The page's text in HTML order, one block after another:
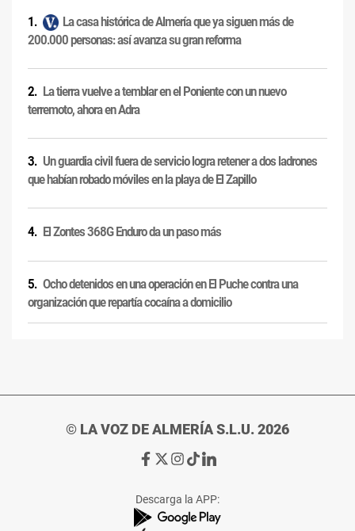
La casa histórica de Almería que ya siguen más de
200.000 personas: así avanza su gran reforma
La tierra vuelve a temblar en el Poniente con un nuevo
terremoto, ahora en Adra
Un guardia civil fuera de servicio logra retener a dos ladrones
que habían robado móviles en la playa de El Zapillo
El Zontes 368G Enduro da un paso más
Ocho detenidos en una operación en El Puche contra una
organización que repartía cocaína a domicilio
© LA VOZ DE ALMERÍA S.L.U. 2026
Ir
de
La
Ir
de
La
Ir
de
La
Ir
de
La
Ir
de
La
Descarga la APP: